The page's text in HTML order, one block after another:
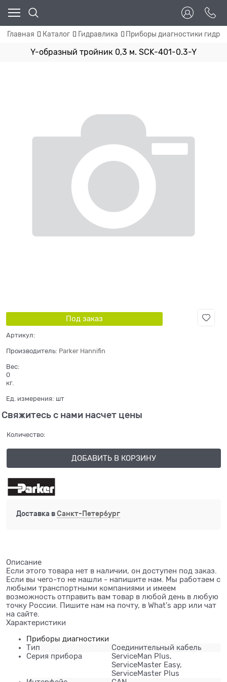
Главная Каталог Гидравлика Приборы диагностики
Y-образный тройник 0,3 м. SCK-401-0.3-Y
Под заказ
Артикул:
Производитель: Parker Hannifin
Вес:
0
кг.
Ед. измерения: шт
Свяжитесь с нами насчет цены
Количество:
ДОБАВИТЬ В КОРЗИНУ
Доставка вСанкт-Петербург
Описание
Если этого товара нет в наличии, он доступен под заказ.
Если вы чего-то не нашли - напишите нам. Мы работаем с
любыми транспортными компаниями и имеем
возможность отправить вам товар в любой день в любую
точку России. Пишите нам на почту, в What's app или чат
на сайте.
Характеристики
Приборы диагностики
Тип
Соединительный кабель
Серия прибора
ServiceMan Plus,
ServiceMaster Easy,
ServiceMaster Plus